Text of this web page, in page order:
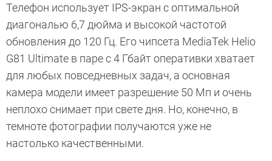
Телефон использует IPS-экран с оптимальной
диагональю 6,7 дюйма и высокой частотой
обновления до 120 Гц. Его чипсета MediaTek Helio
G81 Ultimate в паре с 4 Гбайт оперативки хватает
для любых повседневных задач, а основная
камера модели имеет разрешение 50 Мп и очень
неплохо снимает при свете дня. Но, конечно, в
темноте фотографии получаются уже не
настолько качественными.